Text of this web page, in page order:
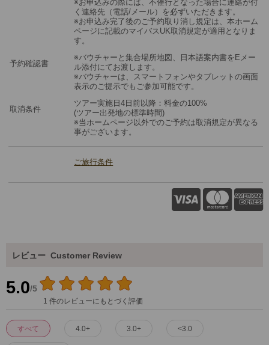
※お申込みの際には、不催行となった場合に連絡が付
く連絡先（電話/メール）を必ずいただきます。
※お申込み完了後のご予約取り消し規定は、本ホーム
ページに記載のマイバスUK取消規定が適用となりま
す。
予約確認書
※バウチャーと集合場所地図、日本語案内書をEメー
ル添付にてお渡します。
※バウチャーは、スマートフォンやタブレットの画面
表示のご提示でもご参加可能です。
取消条件
ツアー実施日4日前以降：料金の100%
(ツアー出発地の標準時間)
※当ホームページ以外でのご予約は取消規定が異なる
事がございます。
ご旅行条件
レビュー Customer Review
5.0/5
1 件のレビューにもとづく評価
すべて 4.0+ 3.0+ <3.0